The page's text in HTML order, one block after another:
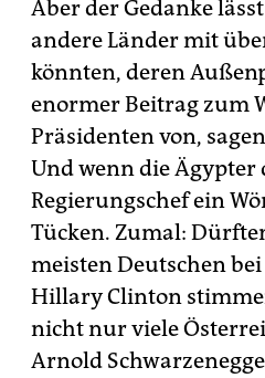
Aber der Gedanke
andere Länder mit
könnten, deren
enormer Beitrag zum
Präsidenten von,
Und wenn die
Regierungschef ein
Tücken. Zumal:
meisten Deutschen
Hillary Clinton
nicht nur viele
Arnold